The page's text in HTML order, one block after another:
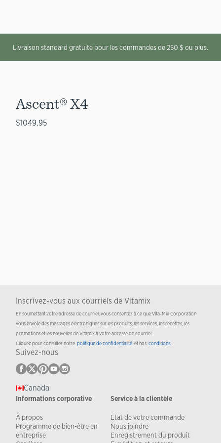
Livraison standard gratuite pour les commandes de 250 $ ou plus.
Ascent® X4
$1049.95
Inscrivez-vous aux courriels de Vitamix
En soumettant votre adresse de courriel, vous consentez à ce que Vita-Mix Corporation
vous envoie des messages électroniques sur les produits, les services, les recettes, les
promotions et les nouvelles de Vitamix à votre adresse de courriel.
Cliquez pour consulter notre politique de confidentialité et nos conditions.
Suivez-nous
Canada
Informations corporative
À propos
Programme de bien-être en
entreprise
Service à la clientèle
État de votre commande
Nous joindre
Enregistrement du produit